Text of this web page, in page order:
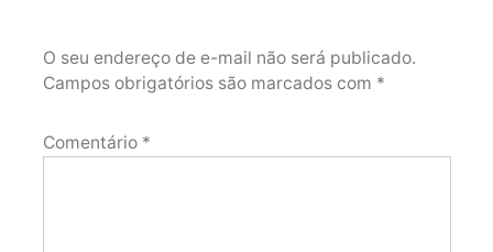
O seu endereço de e-mail não será publicado.
Campos obrigatórios são marcados com *
Comentário *